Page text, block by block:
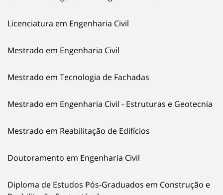
Licenciatura em Engenharia Civil
Mestrado em Engenharia Civil
Mestrado em Tecnologia de Fachadas
Mestrado em Engenharia Civil - Estruturas e Geotecnia
Mestrado em Reabilitação de Edifícios
Doutoramento em Engenharia Civil
Diploma de Estudos Pós-Graduados em Construção e